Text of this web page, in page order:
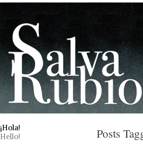
¡Hola!
Hello!
Posts